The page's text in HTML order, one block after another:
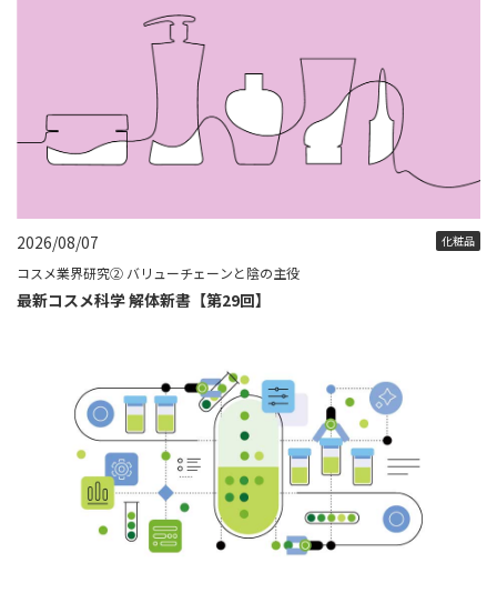
2026/08/07 化粧品
コスメ業界研究② バリューチェーンと陰の主役
最新コスメ科学 解体新書【第29回】